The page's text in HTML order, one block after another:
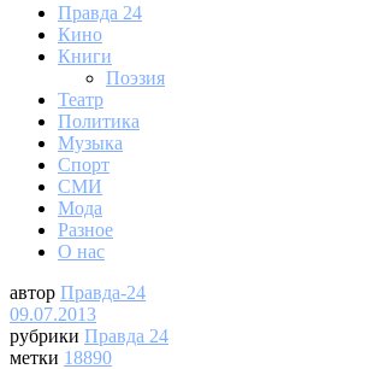
Правда 24
Кино
Книги
Поэзия
Театр
Политика
Музыка
Спорт
СМИ
Мода
Разное
О нас
автор Правда-24
09.07.2013
рубрики Правда 24
метки 18890